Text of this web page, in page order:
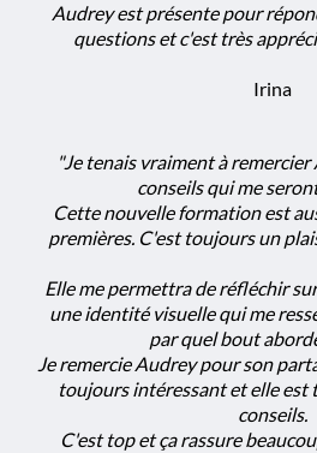
Audrey est présente pour
questions et c'est très
Irina
"Je tenais vraiment à
conseils qui me
Cette nouvelle formation est
premières. C'est toujours un
Elle me permettra de réfléchir
une identité visuelle qui me
par quel bout
Je remercie Audrey pour son
toujours intéressant et elle est
conseils.
C'est top et ça rassure